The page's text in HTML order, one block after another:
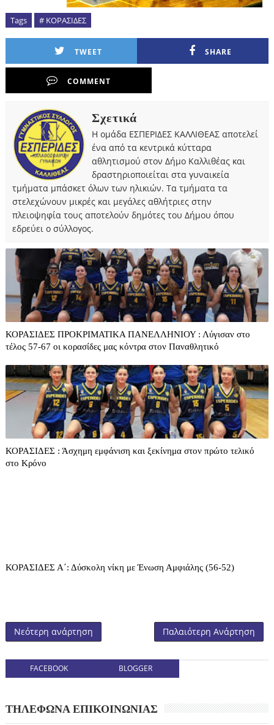
Tags # ΚΟΡΑΣΙΔΕΣ
TWEET SHARE
COMMENT
Σχετικά
Η ομάδα ΕΣΠΕΡΙΔΕΣ ΚΑΛΛΙΘΕΑΣ αποτελεί
ένα από τα κεντρικά κύτταρα
αθλητισμού στον Δήμο Καλλιθέας και
δραστηριοποιείται στα γυναικεία
τμήματα μπάσκετ όλων των ηλικιών. Τα τμήματα τα
στελεχώνουν μικρές και μεγάλες αθλήτριες στην
πλειοψηφία τους αποτελούν δημότες του Δήμου όπου
εδρεύει ο σύλλογος.
ΚΟΡΑΣΙΔΕΣ ΠΡΟΚΡΙΜΑΤΙΚΑ ΠΑΝΕΛΛΗΝΙΟΥ : Λύγισαν στο
τέλος 57-67 οι κορασίδες μας κόντρα στον Παναθλητικό
ΚΟΡΑΣΙΔΕΣ : Άσχημη εμφάνιση και ξεκίνημα στον πρώτο τελικό
στο Κρόνο
ΚΟΡΑΣΙΔΕΣ Α΄: Δύσκολη νίκη με Ένωση Αμφιάλης (56-52)
Νεότερη ανάρτηση Παλαιότερη Ανάρτηση
FACEBOOK BLOGGER
ΤΗΛΕΦΩΝΑ ΕΠΙΚΟΙΝΩΝΙΑΣ